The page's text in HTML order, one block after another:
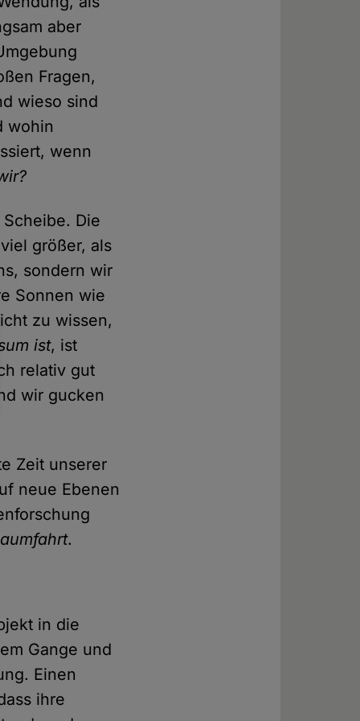
aber
Fragen,
wieso sind
wohin
wenn
Die
größer, als
sondern wir
Sonnen wie
zu wissen,
ist, ist
relativ gut
wir gucken
Zeit unserer
neue Ebenen
.
in die
Gange und
Einen
ihre